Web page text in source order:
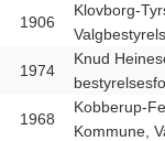
1906
Klovborg-
1974
Knud
1968
Kobberup-
Kommune,